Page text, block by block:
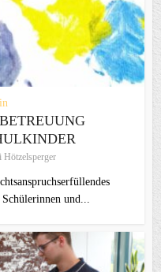
Hötzelsperger
und...